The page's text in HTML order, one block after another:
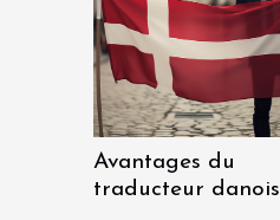
Avantages du
traducteur danois